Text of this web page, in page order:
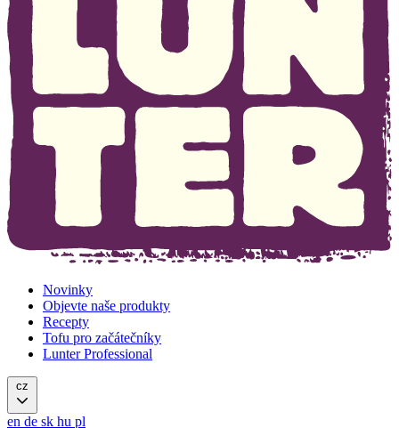
Novinky
Objevte naše produkty
Recepty
Tofu pro začátečníky
Lunter Professional
cz
en de sk hu pl